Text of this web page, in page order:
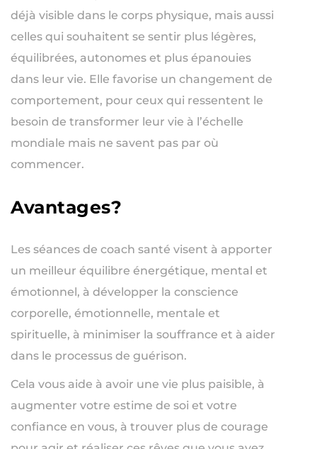
déjà visible dans le corps physique, mais aussi
celles qui souhaitent se sentir plus légères,
équilibrées, autonomes et plus épanouies
dans leur vie. Elle favorise un changement de
comportement, pour ceux qui ressentent le
besoin de transformer leur vie à l’échelle
mondiale mais ne savent pas par où
commencer.
Avantages?
Les séances de coach santé visent à apporter
un meilleur équilibre énergétique, mental et
émotionnel, à développer la conscience
corporelle, émotionnelle, mentale et
spirituelle, à minimiser la souffrance et à aider
dans le processus de guérison.
Cela vous aide à avoir une vie plus paisible, à
augmenter votre estime de soi et votre
confiance en vous, à trouver plus de courage